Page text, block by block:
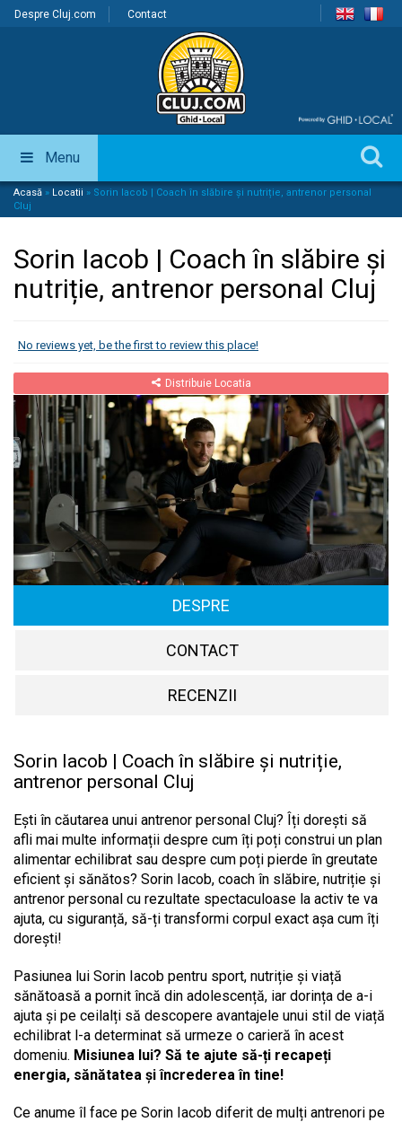
Despre Cluj.com Contact
Menu
Acasă » Locatii » Sorin Iacob | Coach în slăbire și nutriție, antrenor personal
Cluj
Sorin Iacob | Coach în slăbire și
nutriție, antrenor personal Cluj
No reviews yet, be the first to review this place!
Distribuie Locatia
DESPRE
CONTACT
RECENZII
Sorin Iacob | Coach în slăbire și nutriție,
antrenor personal Cluj
Ești în căutarea unui antrenor personal Cluj? Îți dorești să
afli mai multe informații despre cum îți poți construi un plan
alimentar echilibrat sau despre cum poți pierde în greutate
eficient și sănătos? Sorin Iacob, coach în slăbire, nutriție și
antrenor personal cu rezultate spectaculoase la activ te va
ajuta, cu siguranță, să-ți transformi corpul exact așa cum îți
dorești!
Pasiunea lui Sorin Iacob pentru sport, nutriție și viață
sănătoasă a pornit încă din adolescență, iar dorința de a-i
ajuta și pe ceilalți să descopere avantajele unui stil de viață
echilibrat l-a determinat să urmeze o carieră în acest
domeniu. Misiunea lui? Să te ajute să-ți recapeți
energia, sănătatea și încrederea în tine!
Ce anume îl face pe Sorin Iacob diferit de mulți antrenori pe